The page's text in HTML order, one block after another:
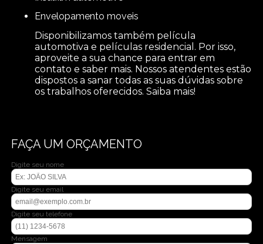
envelopamento moveis
Disponibilizamos também película
automotiva e películas residencial. Por isso,
aproveite a sua chance para entrar em
contato e saber mais. Nossos atendentes estão
dispostos a sanar todas as suas dúvidas sobre
os trabalhos oferecidos. Saiba mais!
FAÇA UM ORÇAMENTO
Digite seu nome
Digite seu email
Digite seu telefone
Mensagem